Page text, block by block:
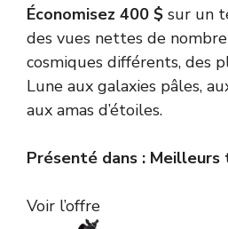
Économisez 400 $ sur un
des vues nettes de
cosmiques différents, des
Lune aux galaxies pâles,
aux amas d’étoiles.
Présenté dans : Meilleurs
Voir l’offre